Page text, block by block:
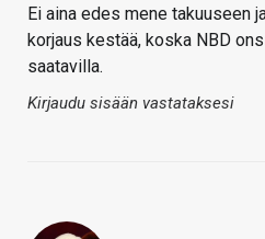
Ei aina edes mene takuuseen
korjaus kestää, koska NBD
saatavilla.
Kirjaudu sisään vastataksesi